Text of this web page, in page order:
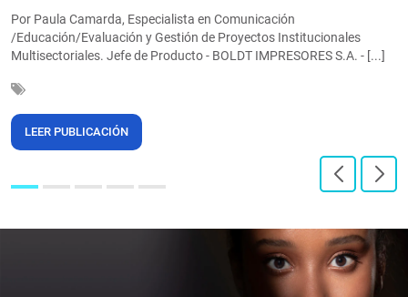
Por Paula Camarda, Especialista en Comunicación
/Educación/Evaluación y Gestión de Proyectos Institucionales
Multisectoriales. Jefe de Producto - BOLDT IMPRESORES S.A. - [...]
LEER PUBLICACIÓN